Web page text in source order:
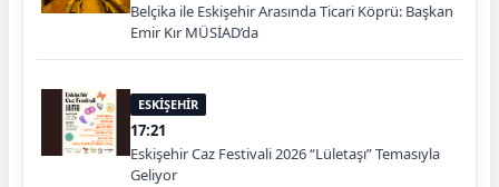
Belçika ile Eskişehir Arasında Ticari Köprü: Başkan
Emir Kır MÜSİAD’da
ESKİŞEHİR
17:21
Eskişehir Caz Festivali 2026 “Lületaşı” Temasıyla
Geliyor